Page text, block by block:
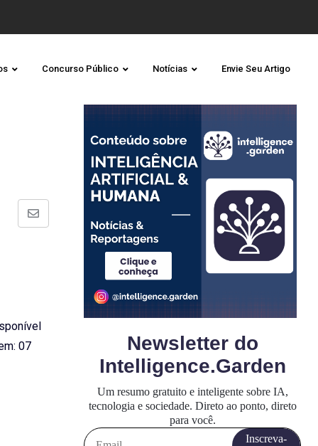
Concurso Público Notícias Envie Seu Artigo
Share
07